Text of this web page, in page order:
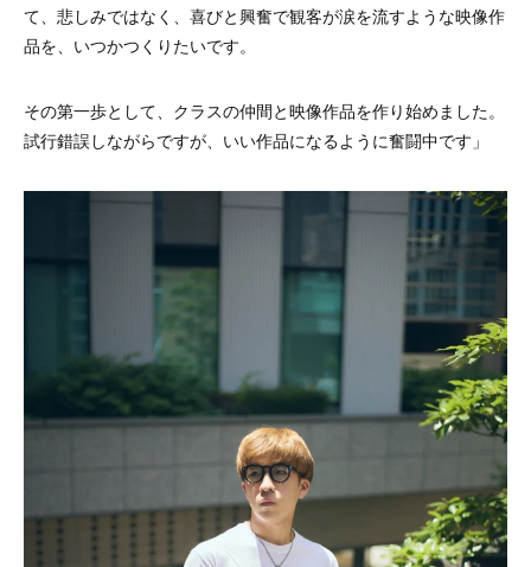
て、悲しみではなく、喜びと興奮で観客が涙を流すような映像作
品を、いつかつくりたいです。
その第一歩として、クラスの仲間と映像作品を作り始めました。
試行錯誤しながらですが、いい作品になるように奮闘中です」